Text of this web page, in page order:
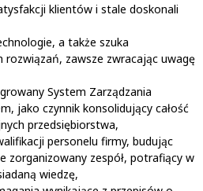
klientów i stale doskonali
a także szuka
rozwiązań, zawsze zwracając uwagę
System Zarządzania
jako czynnik konsolidujący całość
przedsiębiorstwa,
personelu firmy, budując
zorganizowany zespół, potrafiący w
wiedzę,